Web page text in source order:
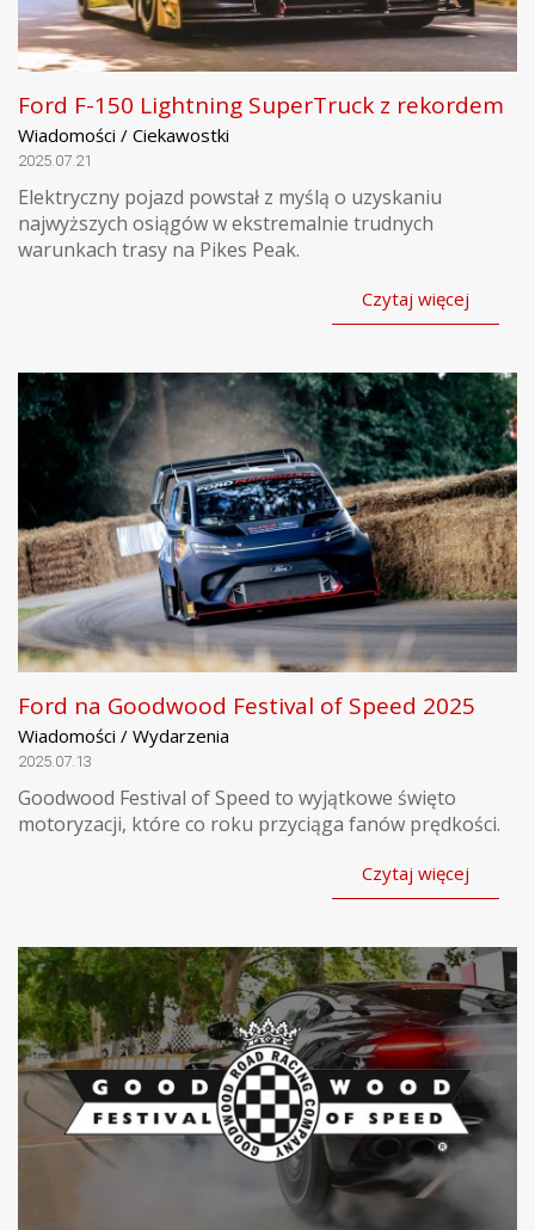
Ford F-150 Lightning SuperTruck z rekordem
Wiadomości / Ciekawostki
2025.07.21
Elektryczny pojazd powstał z myślą o uzyskaniu
najwyższych osiągów w ekstremalnie trudnych
warunkach trasy na Pikes Peak.
Czytaj więcej
Ford na Goodwood Festival of Speed 2025
Wiadomości / Wydarzenia
2025.07.13
Goodwood Festival of Speed to wyjątkowe święto
motoryzacji, które co roku przyciąga fanów prędkości.
Czytaj więcej